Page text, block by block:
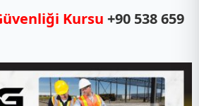
Kursu +90 538 659